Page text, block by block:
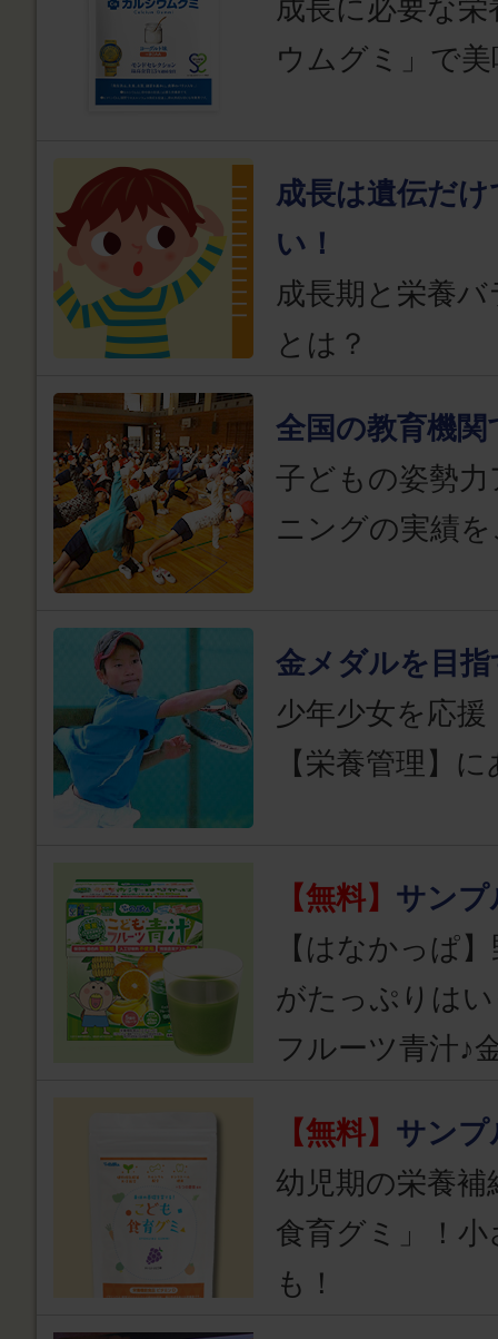
成長に必要な
ウムグミ」で
成長は遺伝だ
い！
成長期と栄養
とは？
全国の教育機関
子どもの姿勢
ニングの実績
金メダルを目指
少年少女を応
【栄養管理】
【無料】 サンプ
【はなかっぱ
がたっぷりは
フルーツ青汁♪
【無料】 サンプ
幼児期の栄養
食育グミ」！
も！